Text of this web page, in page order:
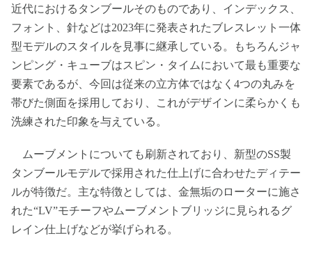
近代におけるタンブールそのものであり、インデックス、
フォント、針などは2023年に発表されたブレスレット一体
型モデルのスタイルを見事に継承している。もちろんジャ
ンピング・キューブはスピン・タイムにおいて最も重要な
要素であるが、今回は従来の立方体ではなく4つの丸みを
帯びた側面を採用しており、これがデザインに柔らかくも
洗練された印象を与えている。
ムーブメントについても刷新されており、新型のSS製
タンブールモデルで採用された仕上げに合わせたディテー
ルが特徴だ。主な特徴としては、金無垢のローターに施さ
れた“LV”モチーフやムーブメントブリッジに見られるグ
レイン仕上げなどが挙げられる。